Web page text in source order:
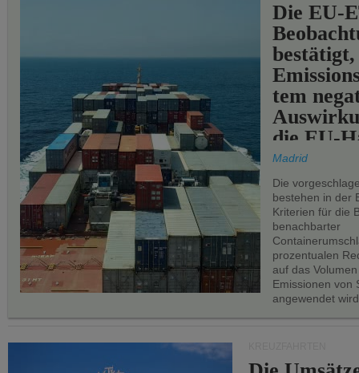
Die EU-
bestätigt,
tem
die EU-
Madrid
Die
bestehen in der
Kriterien für die
benachbarter
prozentualen
auf das
Emissionen von
angewendet